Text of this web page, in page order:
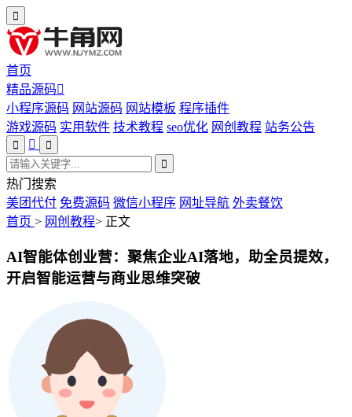
首页
精品源码
小程序源码 网站源码 网站模板 程序插件
游戏源码 实用软件 技术教程 seo优化 网创教程 站务公告
热门搜索
美团代付 免费源码 微信小程序 网址导航 外卖餐饮
首页 > 网创教程> 正文
AI智能体创业营：聚焦企业AI落地，助全员提效，
开启智能运营与商业思维突破